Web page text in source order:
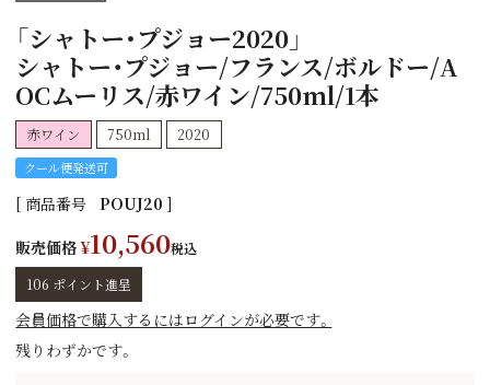
「シャトー･プジョー2020」
シャトー・プジョー/フランス/ボルドー/A
OCムーリス/赤ワイン/750ml/1本
赤ワイン 750ml 2020
クール便発送可
商品番号
POUJ20
販売価格 ¥10,560税込
106 ポイント進呈
会員価格で購入するにはログインが必要です。
残りわずかです。